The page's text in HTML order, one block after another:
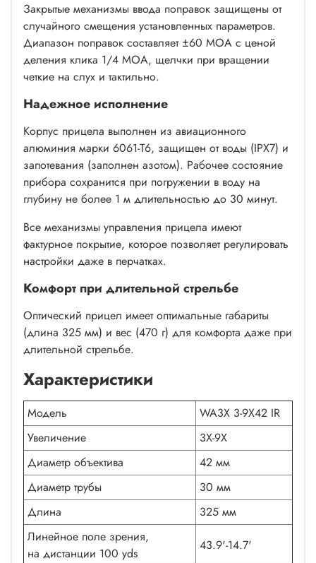
Закрытые механизмы ввода поправок защищены от
случайного смещения установленных параметров.
Диапазон поправок составляет ±60 МОА с ценой
деления клика 1/4 МОА, щелчки при вращении
четкие на слух и тактильно.
Надежное исполнение
Корпус прицела выполнен из авиационного
алюминия марки 6061-T6, защищен от воды (IPX7) и
запотевания (заполнен азотом). Рабочее состояние
прибора сохранится при погружении в воду на
глубину не более 1 м длительностью до 30 минут.
Все механизмы управления прицела имеют
фактурное покрытие, которое позволяет регулировать
настройки даже в перчатках.
Комфорт при длительной стрельбе
Оптический прицел имеет оптимальные габариты
(длина 325 мм) и вес (470 г) для комфорта даже при
длительной стрельбе.
Характеристики
Модель
WA3X 3-9X42 IR
Увеличение
3X-9X
Диаметр объектива
42 мм
Диаметр трубы
30 мм
Длина
325 мм
Линейное поле зрения,
на дистанции 100 yds
43.9'-14.7'